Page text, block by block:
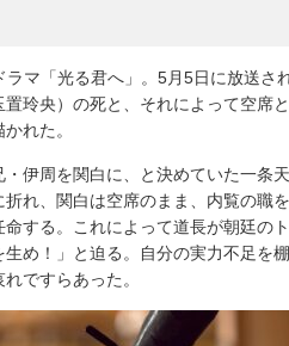
マ「光る君へ」。5月5日に放送さ
玲央）の死と、それによって空席
れた。
伊周を関白に、と決めていた一条
れ、関白は空席のまま、内覧の職
する。これによって道長が朝廷の
め！」と迫る。自分の実力不足を
ですらあった。